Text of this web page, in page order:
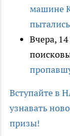
машине
Вчера,
Вступайте в
узнавать
призы!